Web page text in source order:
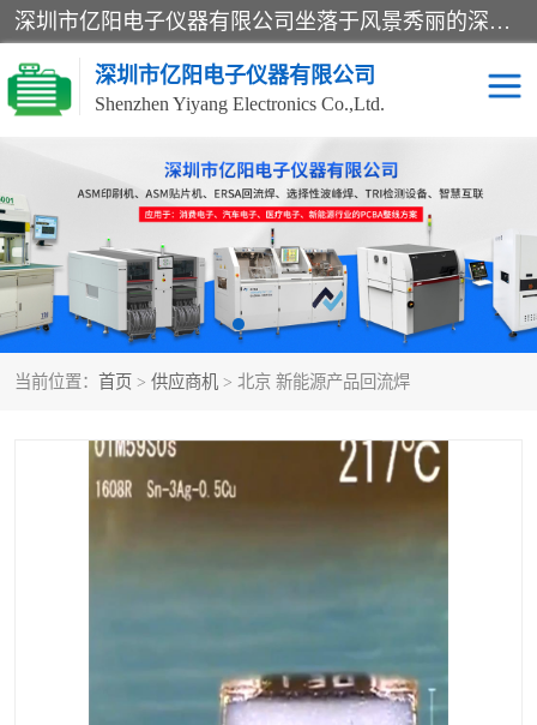
深圳市亿阳电子仪器有限公司坐落于风景秀丽的深圳市光明区，集SMT设备销售务为一体，努力为客户提供电子装配解决方案。与行业**SMT设备厂商：ASM（印刷机，锡膏检查机，贴片机），德国ERSA（爱莎）建立了稳固的代理合作关系，销售的设备一直保持**电子装配行业未来发展方向，能够满足客户各种繁杂产品的生产应用。
深圳市亿阳电子仪器有限公司
Shenzhen Yiyang Electronics Co.,Ltd.
当前位置： 首页 > 供应商机 > 北京 新能源产品回流焊
SX全自动高速贴片机 E系列中速贴片机
NeoHorizon全自动锡膏印
刷机
选择性波峰焊
VERSAFLOW-335
回流焊HOTFLOW 3/20e 波峰焊
BGA返修台HR600/2 自动光学检测TR7700QE
自动X射线检测机TR7600 组装电路板测试机
自动光学检测TR7710